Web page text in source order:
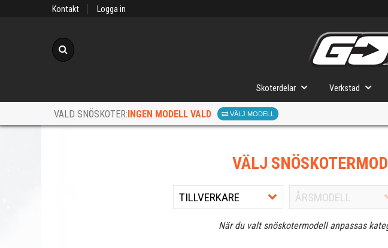
Kontakt Logga in
Skoterdelar Verkstad
VALD SNÖSKOTER:INGEN MODELL VALD VÄLJ MODELL
VÄLJ
När du valt snöskotermodell anpassas